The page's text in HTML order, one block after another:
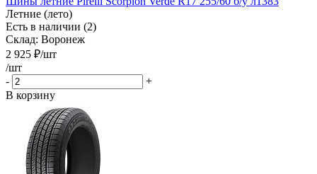
Летние (лето)
Есть в наличии (2)
Склад: Воронеж
2 925 ₽/шт
/шт
-
+
В корзину